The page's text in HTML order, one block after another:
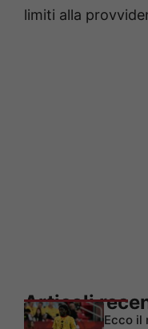
limiti alla
Articoli
Ecco il